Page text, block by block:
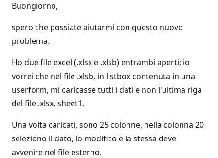
Buongiorno,
spero che possiate aiutarmi con questo nuovo
problema.
Ho due file excel (.xlsx e .xlsb) entrambi aperti; io
vorrei che nel file .xlsb, in listbox contenuta in una
userform, mi caricasse tutti i dati e non l'ultima riga
del file .xlsx, sheet1.
Una volta caricati, sono 25 colonne, nella colonna 20
seleziono il dato, lo modifico e la stessa deve
avvenire nel file esterno.